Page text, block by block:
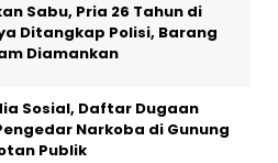
Sabu, Pria 26 Tahun di
Ditangkap Polisi, Barang
Diamankan
Sosial, Daftar Dugaan
Narkoba di Gunung
Publik